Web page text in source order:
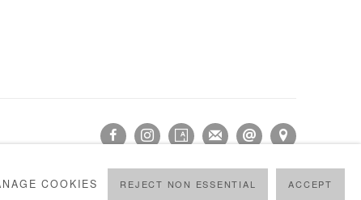
COOKIES REJECT NON ESSENTIAL ACCEPT